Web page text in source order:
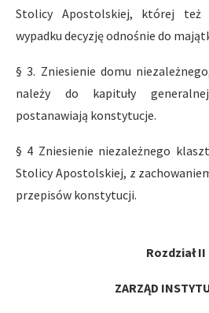
Stolicy Apostolskiej, której
wypadku decyzję odnośnie do
§ 3. Zniesienie domu
należy do kapituły
postanawiają konstytucje.
§ 4 Zniesienie niezależnego
Stolicy Apostolskiej, z
przepisów konstytucji.
Rozdział II
ZARZĄD